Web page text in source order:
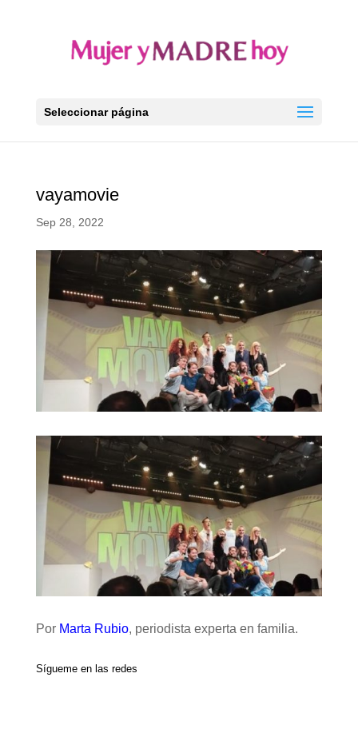
Seleccionar página
vayamovie
Sep 28, 2022
Por Marta Rubio, periodista experta en familia.
Sígueme en las redes